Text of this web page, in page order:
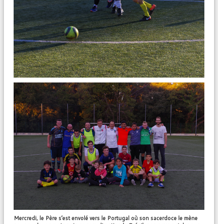
Mercredi, le Père s’est envolé vers le Portugal où son sacerdoce le mène